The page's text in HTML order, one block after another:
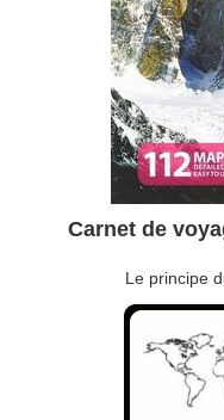
Carnet de
Le principe